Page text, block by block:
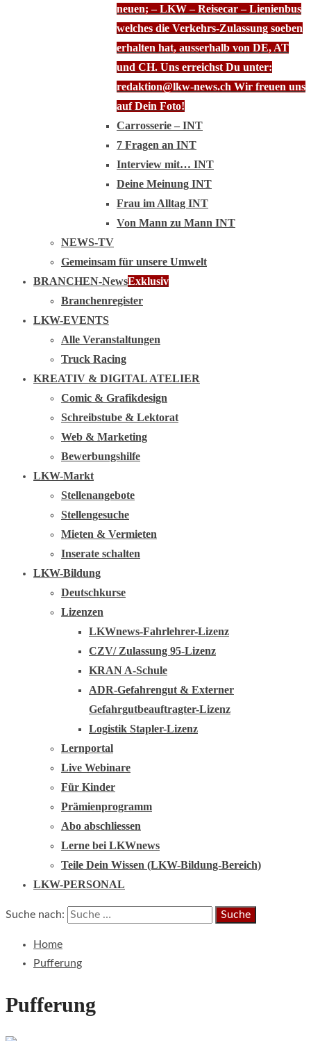
neuen; – LKW – Reisecar – Lienienbus
welches die Verkehrs-Zulassung soeben
erhalten hat, ausserhalb von DE, AT
und CH. Uns erreichst Du unter:
redaktion@lkw-news.ch Wir freuen uns
auf Dein Foto!
Carrosserie – INT
7 Fragen an INT
Interview mit… INT
Deine Meinung INT
Frau im Alltag INT
Von Mann zu Mann INT
NEWS-TV
Gemeinsam für unsere Umwelt
BRANCHEN-NewsExklusiv
Branchenregister
LKW-EVENTS
Alle Veranstaltungen
Truck Racing
KREATIV & DIGITAL ATELIER
Comic & Grafikdesign
Schreibstube & Lektorat
Web & Marketing
Bewerbungshilfe
LKW-Markt
Stellenangebote
Stellengesuche
Mieten & Vermieten
Inserate schalten
LKW-Bildung
Deutschkurse
Lizenzen
LKWnews-Fahrlehrer-Lizenz
CZV/ Zulassung 95-Lizenz
KRAN A-Schule
ADR-Gefahrengut & Externer
Gefahrgutbeauftragter-Lizenz
Logistik Stapler-Lizenz
Lernportal
Live Webinare
Für Kinder
Prämienprogramm
Abo abschliessen
Lerne bei LKWnews
Teile Dein Wissen (LKW-Bildung-Bereich)
LKW-PERSONAL
Suche nach:
Home
Pufferung
Pufferung